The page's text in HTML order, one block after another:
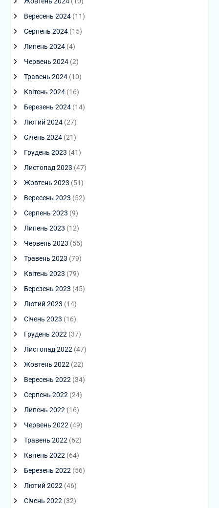
Вересень 2024(11)
Серпень 2024(15)
Липень 2024(4)
Червень 2024(2)
Травень 2024(10)
Квітень 2024(16)
Березень 2024(14)
Лютий 2024(27)
Січень 2024(21)
Грудень 2023 (41)
Листопад 2023 (47)
Жовтень 2023 (51)
Вересень 2023 (52)
Серпень 2023 (9)
Липень 2023 (12)
Червень 2023 (55)
Травень 2023 (79)
Квітень 2023 (79)
Березень 2023 (45)
Лютий 2023 (14)
Січень 2023 (16)
Грудень 2022 (37)
Листопад 2022 (47)
Жовтень 2022 (22)
Вересень 2022 (34)
Серпень 2022 (24)
Липень 2022 (16)
Червень 2022 (49)
Травень 2022 (62)
Квітень 2022 (64)
Березень 2022 (56)
Лютий 2022 (46)
Січень 2022 (32)